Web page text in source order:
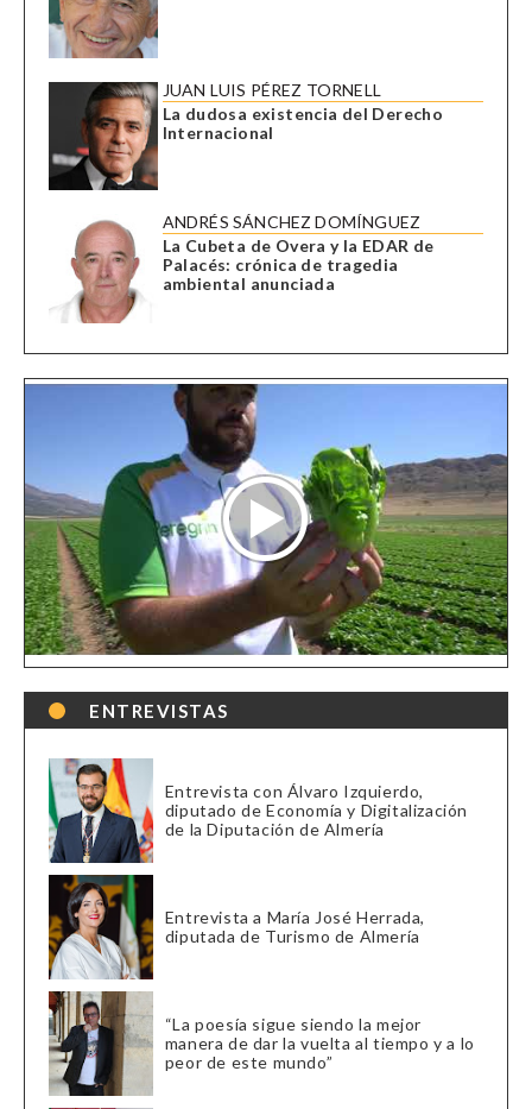
JUAN LUIS PÉREZ TORNELL
La dudosa existencia del Derecho
Internacional
ANDRÉS SÁNCHEZ DOMÍNGUEZ
La Cubeta de Overa y la EDAR de
Palacés: crónica de tragedia
ambiental anunciada
ENTREVISTAS
Entrevista con Álvaro Izquierdo,
diputado de Economía y Digitalización
de la Diputación de Almería
Entrevista a María José Herrada,
diputada de Turismo de Almería
“La poesía sigue siendo la mejor
manera de dar la vuelta al tiempo y a lo
peor de este mundo”